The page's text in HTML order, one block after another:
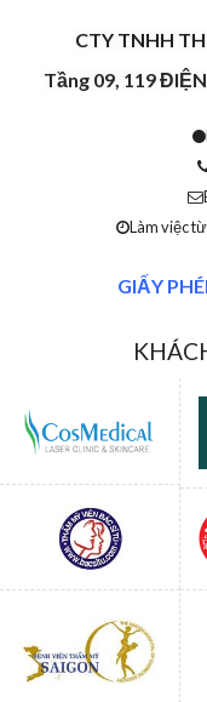
CTY TNHH
Tầng 09, 119
Làm việc
GIẤY